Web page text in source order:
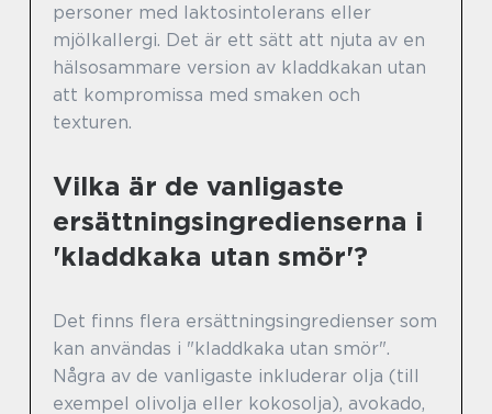
personer med laktosintolerans eller
mjölkallergi. Det är ett sätt att njuta av en
hälsosammare version av kladdkakan utan
att kompromissa med smaken och
texturen.
Vilka är de vanligaste
ersättningsingredienserna i
'kladdkaka utan smör'?
Det finns flera ersättningsingredienser som
kan användas i "kladdkaka utan smör".
Några av de vanligaste inkluderar olja (till
exempel olivolja eller kokosolja), avokado,